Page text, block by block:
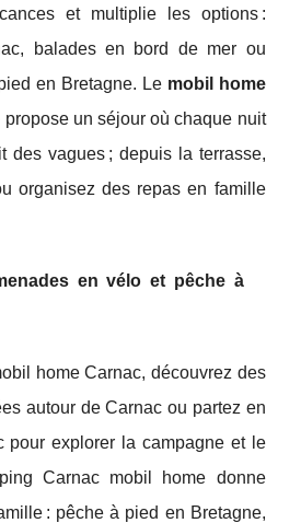
et multiplie les options :
balades en bord de mer ou
en Bretagne. Le mobil home
propose un séjour où chaque nuit
des vagues ; depuis la terrasse,
organisez des repas en famille
en vélo et pêche à
home Carnac, découvrez des
autour de Carnac ou partez en
pour explorer la campagne et le
Carnac mobil home donne
: pêche à pied en Bretagne,